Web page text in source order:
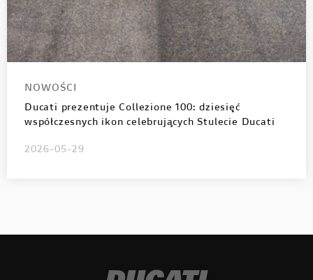
NOWOŚCI
Ducati prezentuje Collezione 100: dziesięć
współczesnych ikon celebrujących Stulecie Ducati
2026-05-29